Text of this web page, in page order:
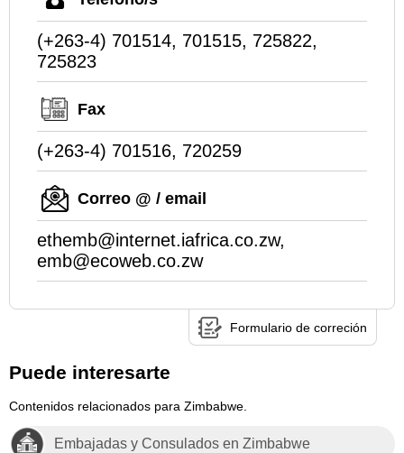
(+263-4) 701514, 701515, 725822,
725823
Fax
(+263-4) 701516, 720259
Correo @ / email
ethemb@internet.iafrica.co.zw,
emb@ecoweb.co.zw
Formulario de correción
Puede interesarte
Contenidos relacionados para Zimbabwe.
Embajadas y Consulados en Zimbabwe